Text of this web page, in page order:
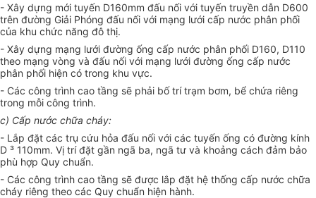
- Xây dựng mới tuyến D160mm đấu nối với tuyến truyền dẫn D600
trên đường Giải Phóng đấu nối với mạng lưới cấp nước phân phối
của khu chức năng đô thị.
- Xây dựng mạng lưới đường ống cấp nước phân phối D160, D110
theo mạng vòng và đấu nối với mạng lưới đường ống cấp nước
phân phối hiện có trong khu vực.
- Các công trình cao tầng sẽ phải bố trí trạm bơm, bể chứa riêng
trong mỗi công trình.
c) Cấp nước chữa cháy:
- Lắp đặt các trụ cứu hỏa đấu nối với các tuyến ống có đường kính
D ³ 110mm. Vị trí đặt gần ngã ba, ngã tư và khoảng cách đảm bảo
phù hợp Quy chuẩn.
- Các công trình cao tầng sẽ được lắp đặt hệ thống cấp nước chữa
cháy riêng theo các Quy chuẩn hiện hành.